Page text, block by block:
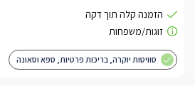
סוויטות יוקרה, בריכות פרטיות, ספא וסאונה